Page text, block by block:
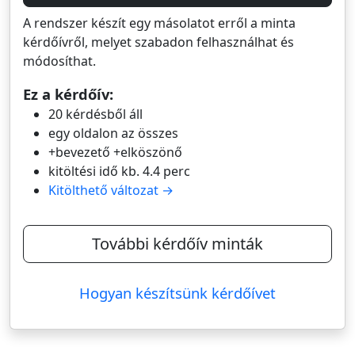
A rendszer készít egy másolatot erről a minta
kérdőívről, melyet szabadon felhasználhat és
módosíthat.
Ez a kérdőív:
20 kérdésből áll
egy oldalon az összes
+bevezető +elköszönő
kitöltési idő kb. 4.4 perc
Kitölthető változat →
További kérdőív minták
Hogyan készítsünk kérdőívet